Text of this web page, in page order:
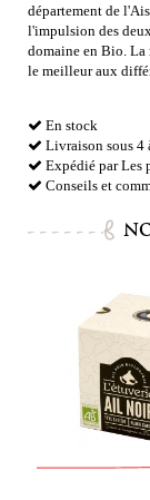
département de
l'impulsion des
domaine en Bio.
le meilleur aux
En stock
Livraison sous 4
Expédié par Les
Conseils et